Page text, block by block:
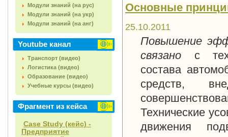
Модули знаний (на рус)
Модули знаний (на укр)
Модули знаний (на анг)
Youtube канал
Транспорт (видео)
Логистика (видео)
Образование (видео)
Учебные курсы (видео)
Фрагмент из кейса
Case Study (кейс) -
Предприятие
Основные
25.10.2011
Повышение
связано с
состава
средств,
Технические
движения